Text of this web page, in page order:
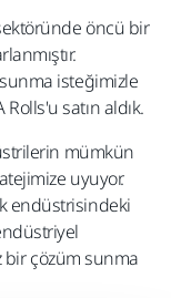
öncü bir
isteğimizle
satın aldık.
mümkün
uyuyor.
endüstrisindeki
bir çözüm sunma